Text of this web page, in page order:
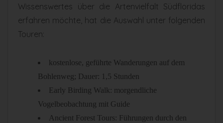
Wissenswertes über die Artenvielfalt Südfloridas
erfahren möchte, hat die Auswahl unter folgenden
Touren:
kostenlose, geführte Wanderungen auf dem
Bohlenweg; Dauer: 1,5 Stunden
Early Birding Walk: morgendliche
Vogelbeobachtung mit Guide
Ancient Forest Tours: Führungen durch den